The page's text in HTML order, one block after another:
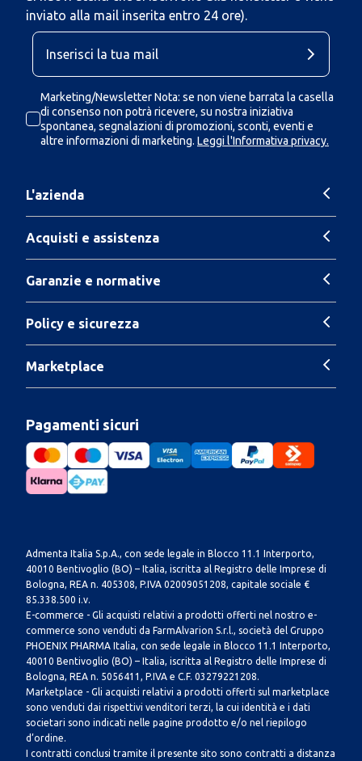
inviato alla mail inserita entro 24 ore).
Marketing/Newsletter Nota: se non viene barrata la casella
di consenso non potrà ricevere, su nostra iniziativa
spontanea, segnalazioni di promozioni, sconti, eventi e
altre informazioni di marketing. Leggi l'Informativa privacy.
L'azienda
Acquisti e assistenza
Garanzie e normative
Policy e sicurezza
Marketplace
Pagamenti sicuri
Admenta Italia S.p.A., con sede legale in Blocco 11.1 Interporto,
40010 Bentivoglio (BO) – Italia, iscritta al Registro delle Imprese di
Bologna, REA n. 405308, P.IVA 02009051208, capitale sociale €
85.338.500 i.v.
E-commerce - Gli acquisti relativi a prodotti offerti nel nostro e-
commerce sono venduti da FarmAlvarion S.r.l., società del Gruppo
PHOENIX PHARMA Italia, con sede legale in Blocco 11.1 Interporto,
40010 Bentivoglio (BO) – Italia, iscritta al Registro delle Imprese di
Bologna, REA n. 5056411, P.IVA e C.F. 03279221208.
Marketplace - Gli acquisti relativi a prodotti offerti sul marketplace
sono venduti dai rispettivi venditori terzi, la cui identità e i dati
societari sono indicati nelle pagine prodotto e/o nel riepilogo
d’ordine.
I contratti conclusi tramite il presente sito sono contratti a distanza